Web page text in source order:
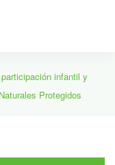
infantil y
Protegidos